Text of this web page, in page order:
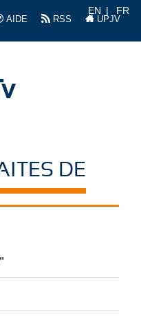
AIDE
RSS UPJV
EN FR
DE